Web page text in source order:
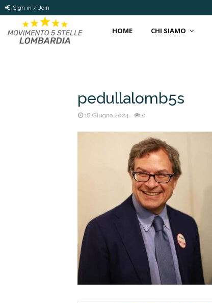
Sign in / Join
HOME CHI SIAMO
pedullalomb5s
18 Giugno 2024 0